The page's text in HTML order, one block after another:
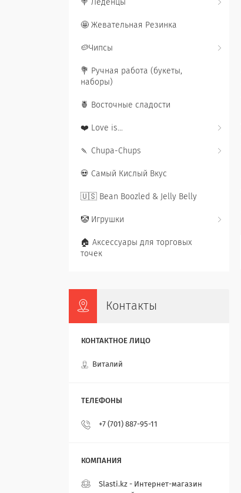
🍭 Леденцы
🤩 Жевательная Резинка
🥔Чипсы
💐 Ручная работа (букеты,
наборы)
🍍 Восточные сладости
❤️ Love is...
🍡 Chupa-Chups
💀 Самый Кислый Вкус
🇺🇸 Bean Boozled & Jelly Belly
🤡 Игрушки
🏠 Аксессуары для торговых
точек
Контакты
Виталий
+7 (701) 887-95-11
Slasti.kz - Интернет-магазин